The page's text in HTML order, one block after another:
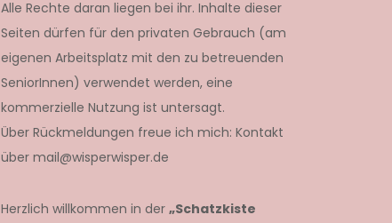
Alle Rechte daran liegen bei ihr. Inhalte dieser
Seiten dürfen für den privaten Gebrauch (am
eigenen Arbeitsplatz mit den zu betreuenden
SeniorInnen) verwendet werden, eine
kommerzielle Nutzung ist untersagt.
Über Rückmeldungen freue ich mich: Kontakt
über mail@wisperwisper.de
Herzlich willkommen in der „Schatzkiste